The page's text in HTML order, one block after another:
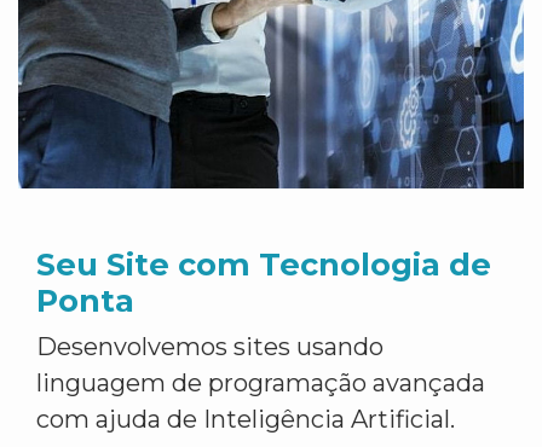
Seu Site com Tecnologia de
Ponta
Desenvolvemos sites usando
linguagem de programação avançada
com ajuda de Inteligência Artificial.